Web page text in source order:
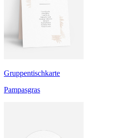
Gruppentischkarte
Pampasgras